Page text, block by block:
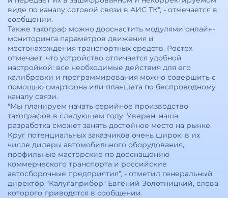
виде по каналу сотовой связи в АИС ТК", - отмечается в
сообщении.
Также тахограф можно дооснастить модулями онлайн-
мониторинга параметров движения и
местонахождения транспортных средств. Ростех
отмечает, что устройство отличается удобной
настройкой: все необходимые действия для его
калибровки и программирования можно совершить с
помощью смартфона или планшета по беспроводному
каналу связи.
"Мы планируем начать серийное производство
тахографов в следующем году. Уверен, наша
разработка сможет занять достойное место на рынке.
Круг потенциальных заказчиков очень широк: в их
числе дилеры автомобильного оборудования,
профильные мастерские по дооснащению
коммерческого транспорта и российские
автосборочные предприятия", - отметил генеральный
директор "Калугаприбор" Евгений Золотницкий, слова
которого приводятся в сообщении.